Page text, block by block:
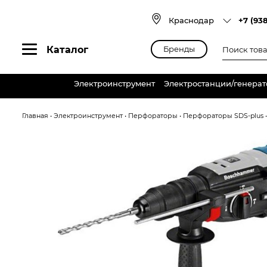
Краснодар +7
Каталог Бренды товаров
Электроинструмент Электростанции/
Главная • Электроинструмент• Перфораторы • Перфораторы SDS-plus •